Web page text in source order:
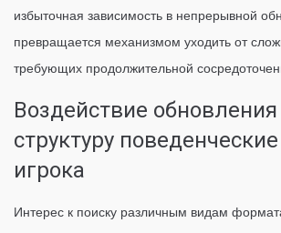
избыточная зависимость в непрерывной
превращается механизмом уходить от
требующих продолжительной
Воздействие
структуру
игрока
Интерес к поиску различным видам